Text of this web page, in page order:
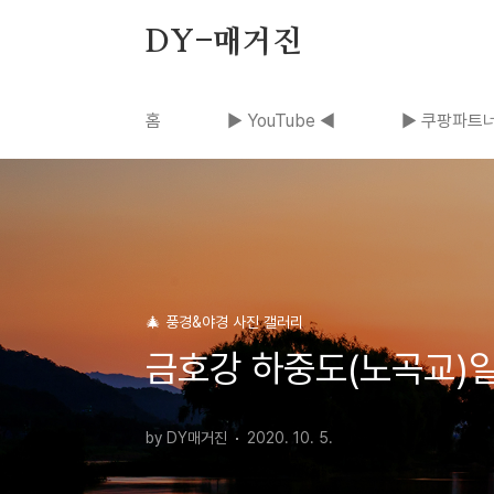
DY-매거진
홈 ▶ YouTube ◀ ▶ 쿠팡파트
🎄 풍경&야경 사진 갤러리
금호강 하중도(노곡교)
by DY매거진 2020. 10. 5.